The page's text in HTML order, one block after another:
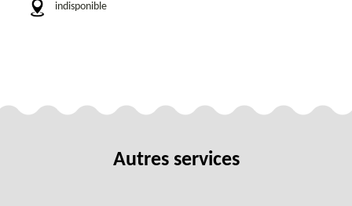
indisponible
Autres services